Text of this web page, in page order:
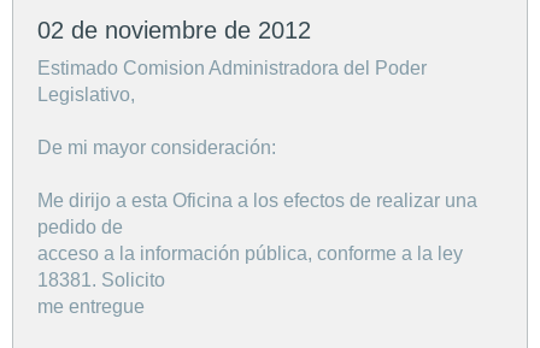
02 de noviembre de 2012
Estimado Comision Administradora del Poder
Legislativo,
De mi mayor consideración:
Me dirijo a esta Oficina a los efectos de realizar una
pedido de
acceso a la información pública, conforme a la ley
18381. Solicito
me entregue